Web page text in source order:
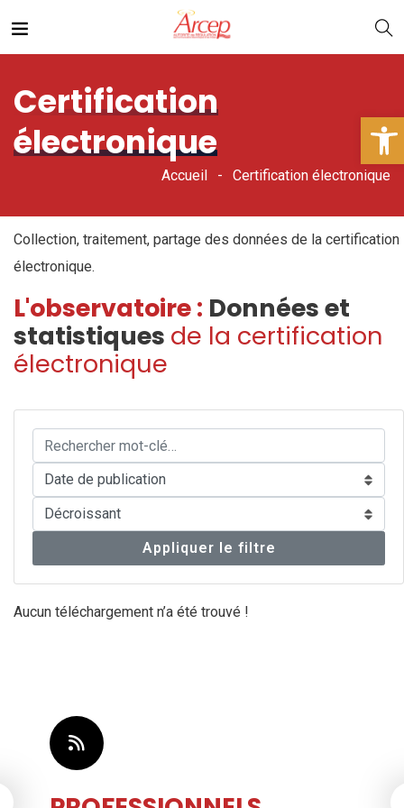
Certification
électronique
Accueil Certification électronique
Collection, traitement, partage des données de la certification
électronique.
L'observatoire : Données et
statistiques de la certification
électronique
Appliquer le filtre
Aucun téléchargement n’a été trouvé !